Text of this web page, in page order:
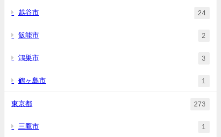
越谷市 24
飯能市 2
鴻巣市 3
鶴ヶ島市 1
東京都 273
三鷹市 1